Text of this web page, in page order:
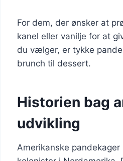
For dem, der ønsker at
kanel eller vanilje for at
du vælger, er tykke
brunch til dessert.
Historien bag
udvikling
Amerikanske